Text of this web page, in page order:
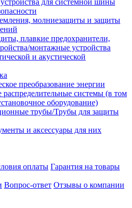
для системной шины
молниезащиты и защиты
плавкие предохранители,
монтажные устройства
и акустической
преобразование энергии
распределительные системы (в том
оборудование)
трубы/Трубы для защиты
и аксессуары для них
оплаты Гарантия на товары
Вопрос-ответ Отзывы о компании